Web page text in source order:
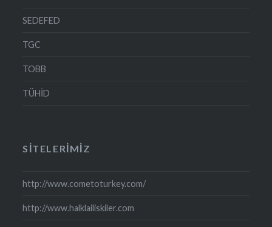
SEDEFED
TGC
TOBB
TÜHİD
SITELERIMIZ
http://www.cometoturkey.com/
http://www.halklailiskiler.com